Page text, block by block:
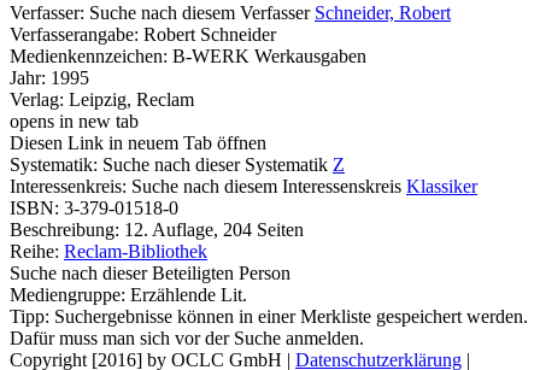
Verfasser: Suche nach diesem Verfasser Schneider, Robert
Verfasserangabe: Robert Schneider
Medienkennzeichen: B-WERK Werkausgaben
Jahr: 1995
Verlag: Leipzig, Reclam
opens in new tab
Diesen Link in neuem Tab öffnen
Systematik: Suche nach dieser Systematik Z
Interessenkreis: Suche nach diesem Interessenskreis Klassiker
ISBN: 3-379-01518-0
Beschreibung: 12. Auflage, 204 Seiten
Reihe: Reclam-Bibliothek
Suche nach dieser Beteiligten Person
Mediengruppe: Erzählende Lit.
Tipp: Suchergebnisse können in einer Merkliste gespeichert werden.
Dafür muss man sich vor der Suche anmelden.
Copyright [2016] by OCLC GmbH | Datenschutzerklärung |